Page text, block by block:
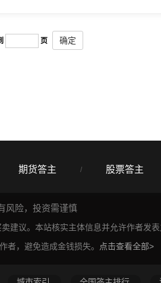
页 确定
期货答主 / 股票答主
风险，投资需谨慎
建议。本站核实主体信息并允许作者发
者，避免造成金钱损失。
点击查看全部>